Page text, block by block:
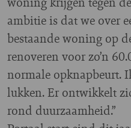
ambitie is dat we over
bestaande woning op
renoveren voor zo’n
normale opknapbeurt.
lukken. Er ontwikkelt
rond duurzaamheid.”